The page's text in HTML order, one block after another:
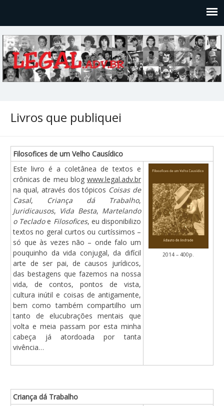
Livros que publiquei
Filosofices de um Velho Causídico
Este livro é a coletânea de textos e
crônicas de meu blog www.legal.adv.br
na qual, através dos tópicos Coisas de
Casal, Criança dá Trabalho,
Juridicausos, Vida Besta, Martelando
o Tecladoe Filosofices, eu disponibilizo
textos no geral curtos ou curtíssimos –
só que às vezes não – onde falo um
pouquinho da vida conjugal, da difícil
arte de ser pai, de causos jurídicos,
das bestagens que fazemos na nossa
vida, de contos, pontos de vista,
cultura inútil e coisas de antigamente,
bem como também compartilho um
tanto de elucubrações mentais que
volta e meia passam por esta minha
cabeça já atordoada por tanta
vivência…
2014 – 400p.
Criança dá Trabalho